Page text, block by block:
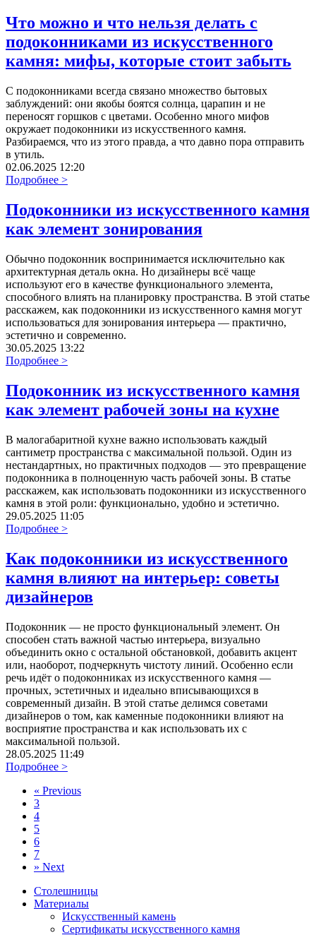
Что можно и что нельзя делать с
подоконниками из искусственного
камня: мифы, которые стоит забыть
С подоконниками всегда связано множество бытовых
заблуждений: они якобы боятся солнца, царапин и не
переносят горшков с цветами. Особенно много мифов
окружает подоконники из искусственного камня.
Разбираемся, что из этого правда, а что давно пора отправить
в утиль.
02.06.2025 12:20
Подробнее >
Подоконники из искусственного камня
как элемент зонирования
Обычно подоконник воспринимается исключительно как
архитектурная деталь окна. Но дизайнеры всё чаще
используют его в качестве функционального элемента,
способного влиять на планировку пространства. В этой статье
расскажем, как подоконники из искусственного камня могут
использоваться для зонирования интерьера — практично,
эстетично и современно.
30.05.2025 13:22
Подробнее >
Подоконник из искусственного камня
как элемент рабочей зоны на кухне
В малогабаритной кухне важно использовать каждый
сантиметр пространства с максимальной пользой. Один из
нестандартных, но практичных подходов — это превращение
подоконника в полноценную часть рабочей зоны. В статье
расскажем, как использовать подоконники из искусственного
камня в этой роли: функционально, удобно и эстетично.
29.05.2025 11:05
Подробнее >
Как подоконники из искусственного
камня влияют на интерьер: советы
дизайнеров
Подоконник — не просто функциональный элемент. Он
способен стать важной частью интерьера, визуально
объединить окно с остальной обстановкой, добавить акцент
или, наоборот, подчеркнуть чистоту линий. Особенно если
речь идёт о подоконниках из искусственного камня —
прочных, эстетичных и идеально вписывающихся в
современный дизайн. В этой статье делимся советами
дизайнеров о том, как каменные подоконники влияют на
восприятие пространства и как использовать их с
максимальной пользой.
28.05.2025 11:49
Подробнее >
« Previous
3
4
5
6
7
» Next
Столешницы
Материалы
Искусственный камень
Сертификаты искусственного камня